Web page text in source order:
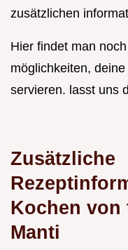
zusätzlichen
Hier findet man
möglichkeiten,
servieren. lasst uns
Zusätzliche
Kochen von
Manti